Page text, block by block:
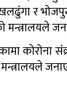
र
मन्त्रालयले